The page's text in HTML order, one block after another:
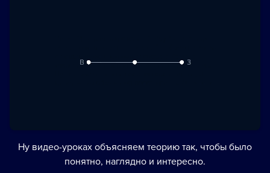
Ну видео-уроках объясняем теорию так, чтобы было
понятно, наглядно и интересно.